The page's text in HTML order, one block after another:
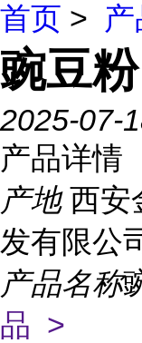
首页 >
豌豆粉
2025-07-
产品详情
产地 西安
发有限公
产品名称
品 >